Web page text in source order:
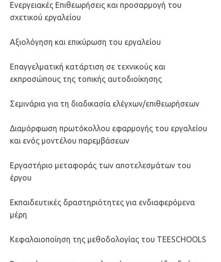
Ενεργειακές Επιθεωρήσεις και προσαρμογή του
σχετικού εργαλείου
Αξιολόγηση και επικύρωση του εργαλείου
Επαγγελματική κατάρτιση σε τεχνικούς και
εκπροσώπους της τοπικής αυτοδιοίκησης
Σεμινάρια για τη διαδικασία ελέγχων/επιθεωρήσεων
Διαμόρφωση πρωτόκολλου εφαρμογής του εργαλείου
και ενός μοντέλου παρεμβάσεων
Εργαστήριο μεταφοράς των αποτελεσμάτων του
έργου
Εκπαιδευτικές δραστηριότητες για ενδιαφερόμενα
μέρη
Κεφαλαιοποίηση της μεθοδολογίας του TEESCHOOLS